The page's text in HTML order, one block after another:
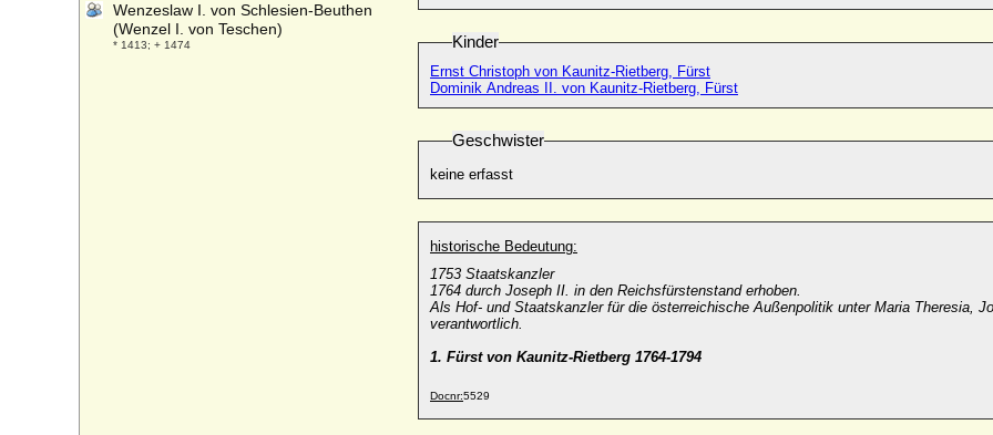
Kinder
Ernst Christoph von Kaunitz-Rietberg, Fürst
Dominik Andreas II. von Kaunitz-Rietberg, Fürst
Geschwister
keine erfasst
historische Bedeutung:
1753 Staatskanzler
1764 durch Joseph II. in den Reichsfürstenstand erhoben.
Als Hof- und Staatskanzler für die österreichische Außenpolitik unter Maria Theresia,
verantwortlich.
1. Fürst von Kaunitz-Rietberg 1764-1794
Docnr:5529
Wenzeslaw I. von Schlesien-Beuthen
(Wenzel I. von Teschen)
* 1413; + 1474